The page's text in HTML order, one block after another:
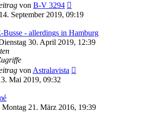
von B-V 3294
September 2019, 09:19
Busse - allerdings in Hamburg
30. April 2019, 12:39
vonAstralavista
Mai 2019, 09:32
Montag 21. März 2016, 19:39